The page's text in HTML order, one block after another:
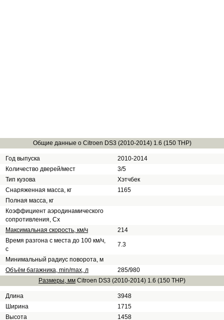
Общие данные о Citroen DS3 (2010-2014) 1.6 (150 THP)
Год выпуска
2010-2014
Количество дверей/мест
3/5
Тип кузова
Хэтчбек
Снаряженная масса, кг
1165
Полная масса, кг
Коэффициент аэродинамического
сопротивления, Сх
Максимальная скорость, км/ч
214
Время разгона с места до 100 км/ч,
с
7.3
Минимальный радиус поворота, м
Объём багажника, min/max, л
285/980
Размеры, мм Citroen DS3 (2010-2014) 1.6 (150 THP)
Длина
3948
Ширина
1715
Высота
1458